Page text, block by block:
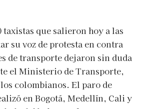
taxistas que salieron hoy a las
su voz de protesta en contra
de transporte dejaron sin duda
el Ministerio de Transporte,
colombianos. El paro de
en Bogotá, Medellín, Cali y